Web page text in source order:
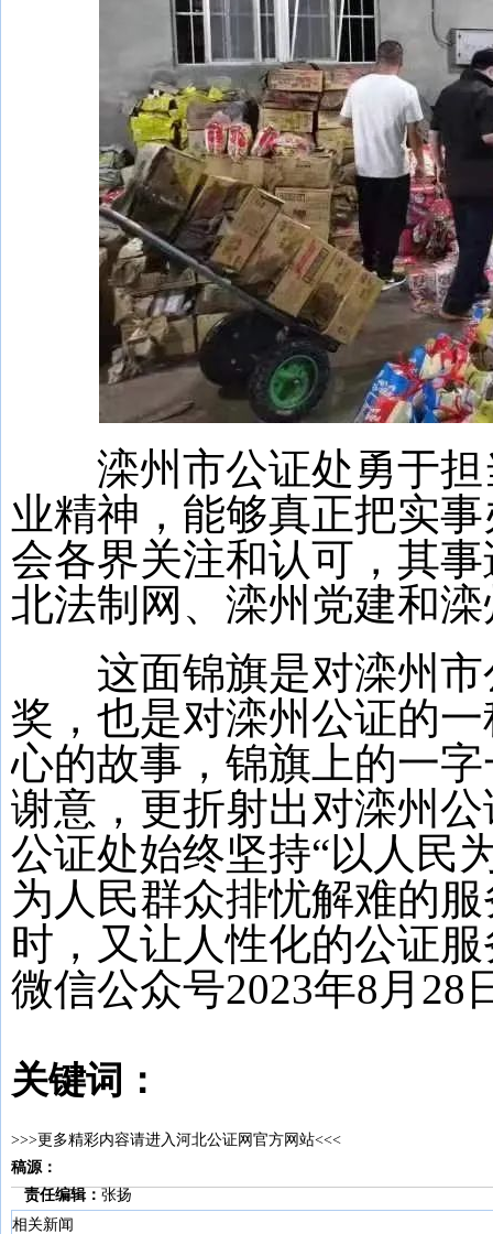
滦州市公证处勇于担
业精神，能够真正把实
会各界关注和认可，其
北法制网、滦州党建和
这面锦旗是对滦州市
奖，也是对滦州公证的
心的故事，锦旗上的一
谢意，更折射出对滦州
公证处始终坚持“以人民
为人民群众排忧解难的
时，又让人性化的公证
微信公众号2023年8月28
关键词：
>>>更多精彩内容请进入河北公证网官方网站<<<
稿源：
责任编辑： 张扬
相关新闻